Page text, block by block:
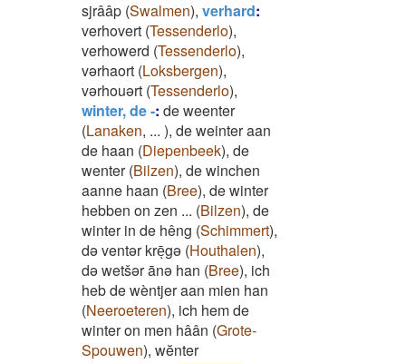
sjrââp (Swalmen), verhard:
verhovert (Tessenderlo),
verhowerd (Tessenderlo),
vərhaort (Loksbergen),
vərhouərt (Tessenderlo),
winter, de -: de weenter
(Lanaken, ... ), de weinter aan
de haan (Diepenbeek), de
wenter(Bilzen), de winchen
aanne haan (Bree), de winter
hebben on zen ... (Bilzen), de
winter in de hêng (Schimmert),
də ventər krēͅgə (Houthalen),
də wetšər ānə han (Bree), ich
heb de wèntjer aan mien han
(Neeroeteren), ich hem de
winter on men hâân (Grote-
Spouwen), wĕnter